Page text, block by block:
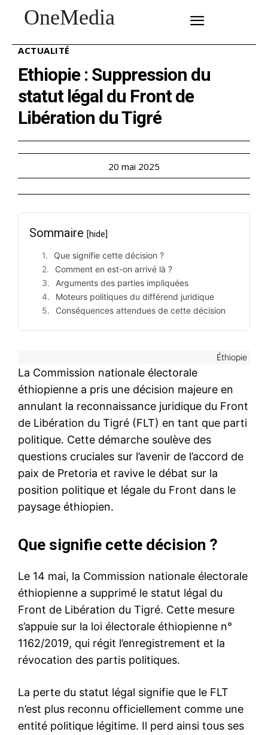
OneMedia
ACTUALITÉ
Ethiopie : Suppression du
statut légal du Front de
Libération du Tigré
20 mai 2025
Sommaire [hide]
Que signifie cette décision ?
Comment en est-on arrivé là ?
Arguments des parties impliquées
Moteurs politiques du différend juridique
Conséquences attendues de cette décision
Éthiopie
La Commission nationale électorale
éthiopienne a pris une décision majeure en
annulant la reconnaissance juridique du Front
de Libération du Tigré (FLT) en tant que parti
politique. Cette démarche soulève des
questions cruciales sur l’avenir de l’accord de
paix de Pretoria et ravive le débat sur la
position politique et légale du Front dans le
paysage éthiopien.
Que signifie cette décision ?
Le 14 mai, la Commission nationale électorale
éthiopienne a supprimé le statut légal du
Front de Libération du Tigré. Cette mesure
s’appuie sur la loi électorale éthiopienne n°
1162/2019, qui régit l’enregistrement et la
révocation des partis politiques.
La perte du statut légal signifie que le FLT
n’est plus reconnu officiellement comme une
entité politique légitime. Il perd ainsi tous ses